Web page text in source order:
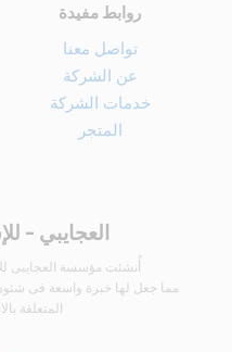
روابط مفيدة
تواصل معنا
عن الشركة
خدمات الشركة
المتجر
العجايبي -
أُنشئت مؤسسة العجايبى
مما جعل لها خبرة واسعة فى
المتعلقة